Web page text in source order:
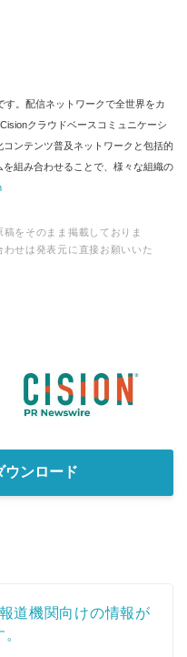
す。配信ネットワークで全世界をカ
クラウドベースコミュニケーシ
ンテンツ普及ネットワークと包括的
組み合わせることで、様々な組織の
をそのまま掲載しておりま
せは発表元に直接お願いいた
ウンロード
道機関向けの情報が